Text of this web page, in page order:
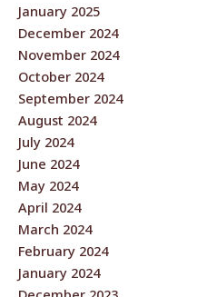
January 2025
December 2024
November 2024
October 2024
September 2024
August 2024
July 2024
June 2024
May 2024
April 2024
March 2024
February 2024
January 2024